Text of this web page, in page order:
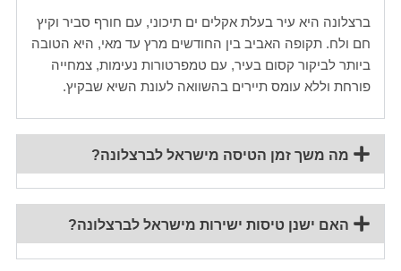
ברצלונה היא עיר בעלת אקלים ים תיכוני, עם חורף סביר וקיץ
חם ולח. תקופה האביב בין החודשים מרץ עד מאי, היא הטובה
ביותר לביקור קסום בעיר, עם טמפרטורות נעימות, צמחייה
פורחת וללא עומס תיירים בהשוואה לעונת השיא שבקיץ.
מה משך זמן הטיסה מישראל לברצלונה?
האם ישנן טיסות ישירות מישראל לברצלונה?